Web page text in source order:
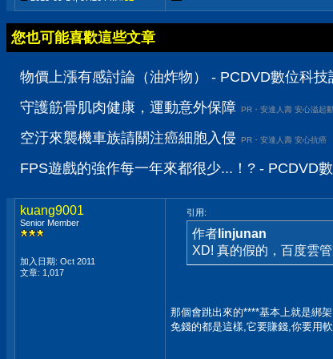
您也可能喜歡這些文章
物價上漲有感討論（油炸物） - PCDVD數位科技
守護筋骨肌肉健康，運動意外保障 PR・安達人壽 安心溢起
空汙來襲機車族請關注癌細胞入侵 PR・安達人壽 安心抗癌
FPS遊戲的強作每一年來都很少...！? - PCDVD
kuang9001
Senior Member
加入日期: Oct 2011
文章: 1,017
引用:
作者 linjunan
XD! 真的假的，百度雲
那個會跳出來的****基本上就是綁
免錢的都是這樣,它要賺錢,你要用